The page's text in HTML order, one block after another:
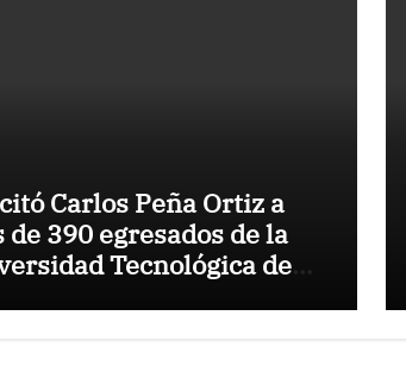
Carlos Peña Ortiz a
de 390 egresados de la
Tecnológica de